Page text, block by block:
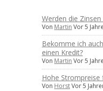
Werden die
Von Martin Vor 5
Bekomme ich
einen Kredit?
Von Martin Vor 5
Hohe Strompreise
Von HorstVor 5